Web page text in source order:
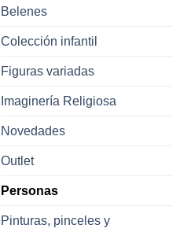
Belenes
Colección infantil
Figuras variadas
Imaginería Religiosa
Novedades
Outlet
Personas
Pinturas, pinceles y